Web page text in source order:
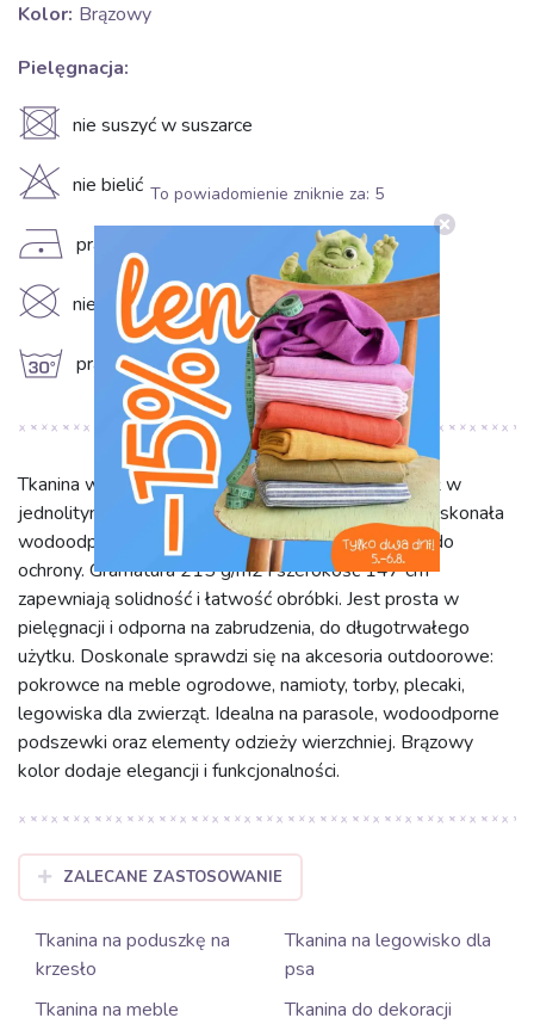
Kolor: Brązowy
Pielęgnacja:
U nie suszyć w suszarce
H nie bielić
D prasować w niskiej temperaturze (110°C)
K nie czyścić chemicznie
g prać w 30°C
Tkanina wodoodporna terra to wytrzymały materiał w
jednolitym brązie, ze 100% poliestru. Cechuje ją doskonała
wodoodporność i odporność na przetarcia, idealna do
ochrony. Gramatura 215 g/m2 i szerokość 147 cm
zapewniają solidność i łatwość obróbki. Jest prosta w
pielęgnacji i odporna na zabrudzenia, do długotrwałego
użytku. Doskonale sprawdzi się na akcesoria outdoorowe:
pokrowce na meble ogrodowe, namioty, torby, plecaki,
legowiska dla zwierząt. Idealna na parasole, wodoodporne
podszewki oraz elementy odzieży wierzchniej. Brązowy
kolor dodaje elegancji i funkcjonalności.
ZALECANE ZASTOSOWANIE
Tkanina na poduszkę na
krzesło
Tkanina na legowisko dla
psa
Tkanina na meble
Tkanina do dekoracji
To powiadomienie zniknie za: 4